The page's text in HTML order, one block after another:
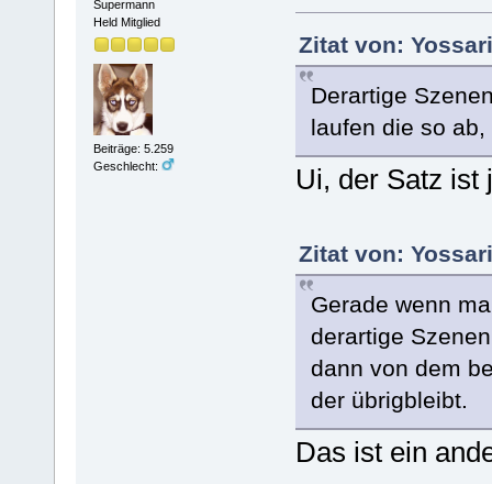
Supermann
Held Mitglied
Beiträge: 5.259
Geschlecht:
Zitat von:
Derartige
laufen die so
Ui, der Satz ist
Zitat von:
Gerade wenn
derartige
dann von dem
der übrigbleibt.
Das ist ein